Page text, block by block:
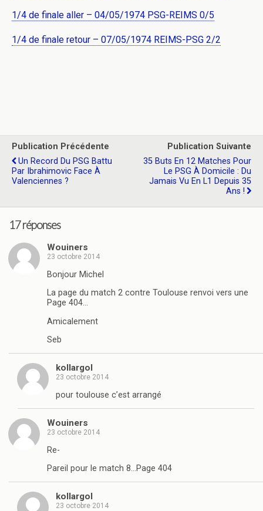
1/4 de finale aller – 04/05/1974 PSG-REIMS 0/5
1/4 de finale retour – 07/05/1974 REIMS-PSG 2/2
Publication Précédente
Un Record Du PSG Battu
Par Ibrahimovic Face À
Valenciennes ?
Publication Suivante
35 Buts En 12 Matches Pour
Le PSG À Domicile : Du
Jamais Vu En L1 Depuis 35
Ans !
17 réponses
Wouiners
23 octobre 2014
Bonjour Michel
La page du match 2 contre Toulouse renvoi vers une
Page 404…
Amicalement
Seb
kollargol
23 octobre 2014
pour toulouse c’est arrangé
Wouiners
23 octobre 2014
Re-
Pareil pour le match 8…Page 404
kollargol
23 octobre 2014